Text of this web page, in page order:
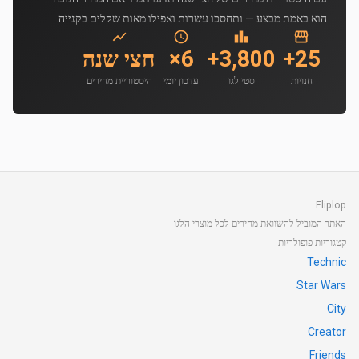
הוא באמת מבצע — ותחסכו עשרות ואפילו מאות שקלים בקנייה.
25+
חנויות
3,800+
סטי לגו
6×
עדכון יומי
חצי שנה
היסטוריית מחירים
Fliplop
האתר המוביל להשוואת מחירים לכל מוצרי הלגו
קטגוריות פופולריות
Technic
Star Wars
City
Creator
Friends